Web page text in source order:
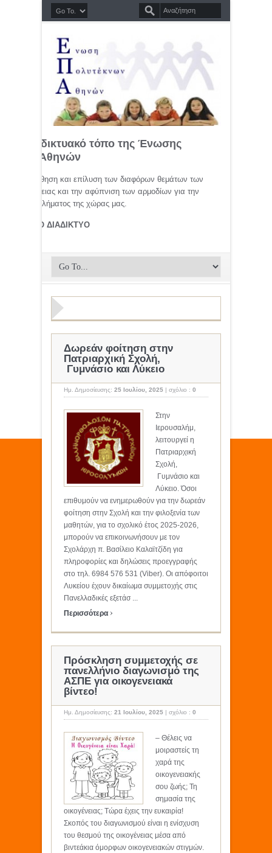
διαδικτυακό τόπο της Ένωσης
Αθηνών
προώθηση και επίλυση των διαφόρων θεμάτων των
οικογένειας και την αφύπνιση των αρμοδίων για την
προβλήματος της χώρας μας.
ΣΤΟ ΔΙΑΔΙΚΤΥΟ
Δωρεάν φοίτηση στην
Πατριαρχική Σχολή,
Γυμνάσιο και Λύκειo
Ημ. Δημοσίευσης: 25 Ιουλίου, 2025 | σχόλιο : 0
Στην
Ιερουσαλήμ,
λειτουργεί η
Πατριαρχική
Σχολή,
Γυμνάσιο και
Λύκειο. Όσοι
επιθυμούν να ενημερωθούν για την δωρεάν
φοίτηση στην Σχολή και την φιλοξενία των
μαθητών, για το σχολικό έτος 2025-2026,
μπορούν να επικοινωνήσουν με τον
Σχολάρχη π. Βασίλειο Καλαϊτζίδη για
πληροφορίες και δηλώσεις προεγγραφής
στο τηλ. 6984 576 531 (Viber). Οι απόφοιτοι
Λυκείου έχουν δικαίωμα συμμετοχής στις
Πανελλαδικές εξετάσ ...
Περισσότερα ›
Πρόσκληση συμμετοχής σε
πανελλήνιο διαγωνισμό της
ΑΣΠΕ για οικογενειακά
βίντεο!
Ημ. Δημοσίευσης: 21 Ιουλίου, 2025 | σχόλιο : 0
– Θέλεις να
μοιραστείς τη
χαρά της
οικογενειακής
σου ζωής; Τη
σημασία της
οικογένειας; Τώρα έχεις την ευκαιρία!
Σκοπός του διαγωνισμού είναι η ενίσχυση
του θεσμού της οικογένειας μέσα από
βιντεάκια όμορφων οικογενειακών στιγμών.